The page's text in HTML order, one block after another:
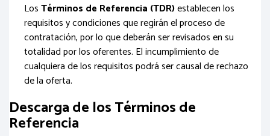
LosTérminos de Referencia (TDR)establecen los
requisitos y condiciones que regirán el proceso de
contratación, por lo que deberán ser revisados en su
totalidad por los oferentes. El incumplimiento de
cualquiera de los requisitos podrá ser causal de rechazo
de la oferta.
Descarga de los Términos de
Referencia